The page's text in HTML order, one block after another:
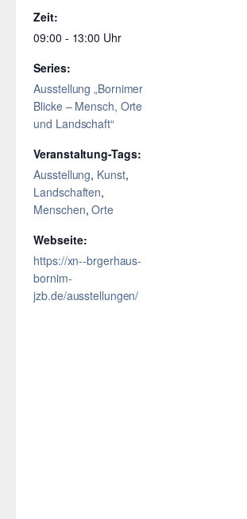
Zeit:
09:00 - 13:00
Series:
Ausstellung „Bornimer
Blicke – Mensch, Orte
und Landschaft“
Veranstaltung-Tags:
Ausstellung, Kunst,
Landschaften,
Menschen,Orte
Webseite:
https://xn--brgerhaus-
bornim-
jzb.de/ausstellungen/